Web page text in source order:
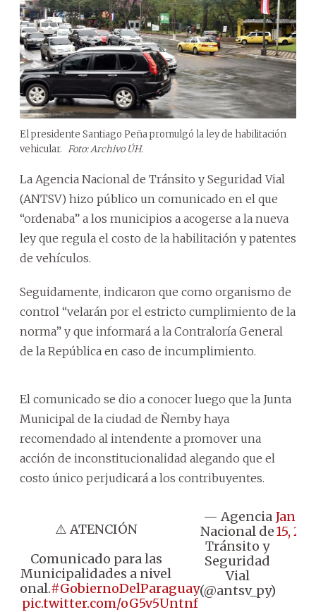
El presidente Santiago Peña promulgó la ley de habilitación
vehicular. Foto: Archivo ÚH.
La Agencia Nacional de Tránsito y Seguridad Vial
(ANTSV) hizo público un comunicado en el que
“ordenaba” a los municipios a acogerse a la nueva
ley que regula el costo de la habilitación y patentes
de vehículos.
Seguidamente, indicaron que como organismo de
control “velarán por el estricto cumplimiento de la
norma” y que informará a la Contraloría General
de la República en caso de incumplimiento.
El comunicado se dio a conocer luego que la Junta
Municipal de la ciudad de Ñemby haya
recomendado al intendente a promover una
acción de inconstitucionalidad alegando que el
costo único perjudicará a los contribuyentes.
⚠️ ATENCIÓN
Comunicado para las
Municipalidades a nivel
#GobiernoDelParaguay
pic.twitter.com/oG5v5Untnf
— Agencia
Nacional de
Tránsito y
Seguridad
Vial
(@antsv_py)
15,